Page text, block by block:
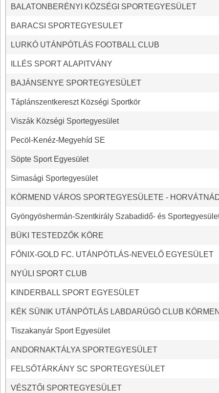
BALATONBERÉNYI KÖZSÉGI SPORTEGYESÜLET
BARACSI SPORTEGYESULET
LURKÓ UTÁNPÓTLÁS FOOTBALL CLUB
ILLÉS SPORT ALAPITVÁNY
BAJÁNSENYE SPORTEGYESÜLET
Táplánszentkereszt Községi Sportkör
Viszák Községi Sportegyesület
Pecöl-Kenéz-Megyehíd SE
Söpte Sport Egyesület
Simasági Sportegyesület
KÖRMEND VÁROS SPORTEGYESÜLETE -
Gyöngyöshermán-Szentkirály Szabadidő- és
BÜKI TESTEDZŐK KÖRE
FŐNIX-GOLD FC. UTÁNPÓTLÁS-NEVELŐ EGYESÜLET
NYÚLI SPORT CLUB
KINDERBALL SPORT EGYESÜLET
KÉK SÜNIK UTÁNPÓTLÁS LABDARÚGÓ CLUB
Tiszakanyár Sport Egyesület
ANDORNAKTÁLYA SPORTEGYESÜLET
FELSŐTÁRKÁNY SC SPORTEGYESÜLET
VÉSZTŐI SPORTEGYESÜLET